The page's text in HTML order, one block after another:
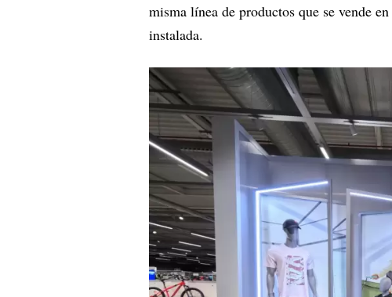
misma línea de productos que se vende en
instalada.